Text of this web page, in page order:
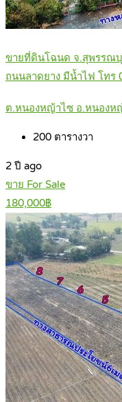
ขายที่ดินโฉนด จ.สุพรรณ
ถนนลาดยาง มีน้ำไฟ โทร
ต.หนองหญ้าไซ อ.หนองห
200 ตารางวา
2 ปี ago
ขาย For Sale
180,000฿